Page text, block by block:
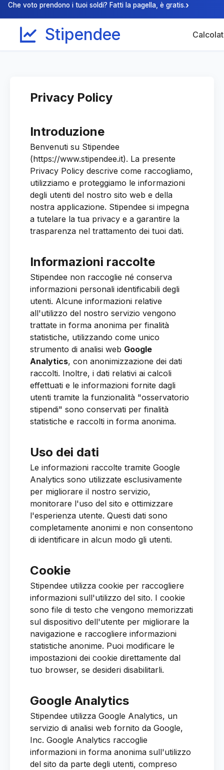
Che voto prendono i tuoi soldi? Fatti la pagella, è gratis.›
Stipendee
Privacy Policy
Introduzione
Benvenuti su Stipendee
(https://www.stipendee.it). La presente
Privacy Policy descrive come raccogliamo,
utilizziamo e proteggiamo le informazioni
degli utenti del nostro sito web e della
nostra applicazione. Stipendee si impegna
a tutelare la tua privacy e a garantire la
trasparenza nel trattamento dei tuoi dati.
Informazioni raccolte
Stipendee non raccoglie né conserva
informazioni personali identificabili degli
utenti. Alcune informazioni relative
all'utilizzo del nostro servizio vengono
trattate in forma anonima per finalità
statistiche, utilizzando come unico
strumento di analisi web Google
Analytics, con anonimizzazione dei dati
raccolti. Inoltre, i dati relativi ai calcoli
effettuati e le informazioni fornite dagli
utenti tramite la funzionalità "osservatorio
stipendi" sono conservati per finalità
statistiche e raccolti in forma anonima.
Uso dei dati
Le informazioni raccolte tramite Google
Analytics sono utilizzate esclusivamente
per migliorare il nostro servizio,
monitorare l'uso del sito e ottimizzare
l'esperienza utente. Questi dati sono
completamente anonimi e non consentono
di identificare in alcun modo gli utenti.
Cookie
Stipendee utilizza cookie per raccogliere
informazioni sull'utilizzo del sito. I cookie
sono file di testo che vengono memorizzati
sul dispositivo dell'utente per migliorare la
navigazione e raccogliere informazioni
statistiche anonime. Puoi modificare le
impostazioni dei cookie direttamente dal
tuo browser, se desideri disabilitarli.
Google Analytics
Stipendee utilizza Google Analytics, un
servizio di analisi web fornito da Google,
Inc. Google Analytics raccoglie
informazioni in forma anonima sull'utilizzo
del sito da parte degli utenti, compreso